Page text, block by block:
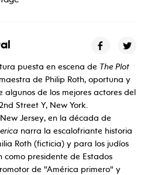
puesta en escena de The Plot
de Philip Roth, oportuna y
de los mejores actores del
Street Y, New York.
Jersey, en la década de
narra la escalofriante historia
Roth (ficticia) y para los judíos
como presidente de Estados
de "América primero" y